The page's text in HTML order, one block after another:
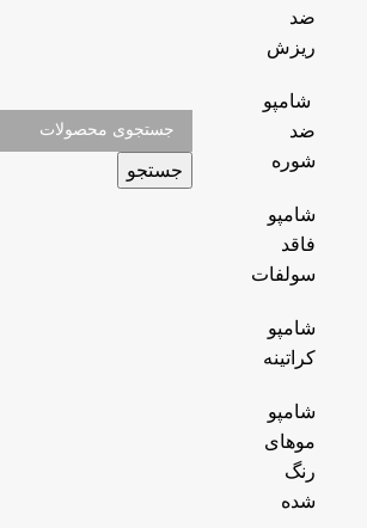
ضد
ریزش
شامپو
ضد
شوره
شامپو
فاقد
سولفات
شامپو
کراتینه
شامپو
موهای
رنگ
شده
جستجو